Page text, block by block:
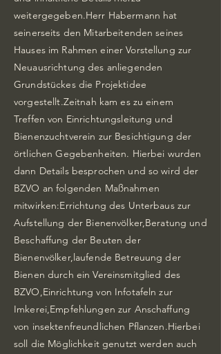
weitergegeben.Herr Habermann hat
seinerseits den Mitarbeitenden seines
Hauses im Rahmen einer Vorstellung zur
Neuausrichtung des anliegenden
Grundstückes die Projektidee
vorgestellt.Zeitnah kam es zu einem
Treffen von Einrichtungsleitung und
Bienenzuchtverein zur Besichtigung der
örtlichen Gegebenheiten. Hierbei wurden
dann Details besprochen und so wird der
BZVO an folgenden Maßnahmen
mitwirken:Errichtung des Unterbaus zur
Aufstellung der Bienenvölker,Beratung und
Beschaffung der Beuten der
Bienenvölker,laufende Betreuung der
Bienen durch ein Vereinsmitglied des
BZVO,Einrichtung von Infotafeln zur
Imkerei,Empfehlungen zur Anschaffung
von insektenfreundlichen Pflanzen.Hierbei
soll die Möglichkeit genutzt werden auch